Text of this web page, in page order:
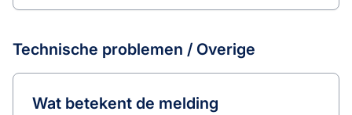
Technische problemen / Overige
Wat betekent de melding